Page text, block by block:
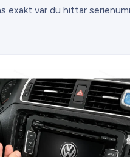
exakt var du hittar